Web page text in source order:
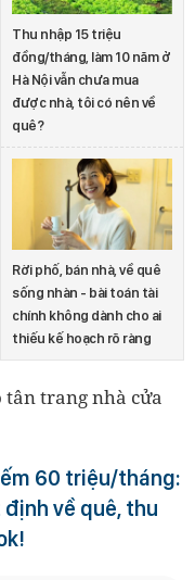
Thu nhập 15 triệu
đồng/tháng, làm 10 năm ở
Hà Nội vẫn chưa mua
được nhà, tôi có nên về
quê?
Rời phố, bán nhà, về quê
sống nhàn - bài toán tài
chính không dành cho ai
thiếu kế hoạch rõ ràng
tân trang nhà cửa
60 triệu/tháng:
về quê, thu